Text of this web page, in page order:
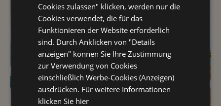
Cookies zulassen" klicken, werden nur die
Cookies verwendet, die für das
Funktionieren der Website erforderlich
sind. Durch Anklicken von "Details
anzeigen" können Sie Ihre Zustimmung
zur Verwendung von Cookies
einschließlich Werbe-Cookies (Anzeigen)
ausdrücken. Für weitere Informationen
klicken Sie hier